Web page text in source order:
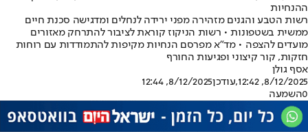
ההנחיות
רשות הטבע והגנים מזהירה מפני ירידה לנחלים ומדגישה סכנת חיים
ממשית בשטפונות • רשות הניקוז קוראת לציבור להתרחק מאזורים
מועדים להצפה • מד"א מפרסם הנחיות מקיפות להתמודדות עם רוחות
חזקות, קור קיצוני ופגיעות החורף
אסף גולן
8/12/2025, 12:42
,עודכן8/12/2025, 12:44
0השמעה